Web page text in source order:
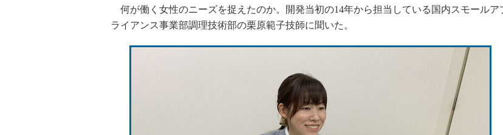
何が働く女性のニーズを捉えたのか。開発当初の14年から担当している国内スモールア
ライアンス事業部調理技術部の栗原範子技師に聞いた。